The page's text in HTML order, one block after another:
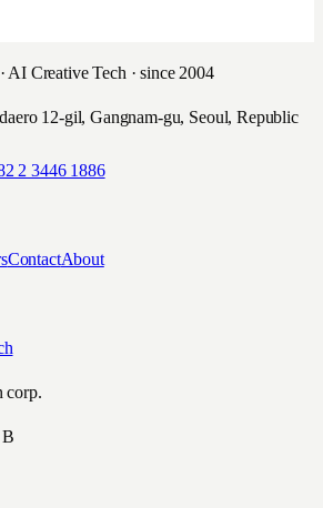
Creative Tech · since 2004
12-gil, Gangnam-gu, Seoul, Republic
2 3446 1886
ContactAbout
corp.